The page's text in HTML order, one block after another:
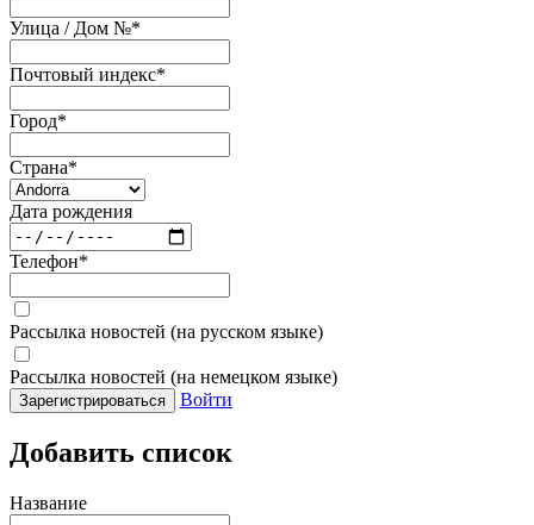
Улица / Дом №*
Почтовый индекс*
Город*
Страна*
Дата рождения
Телефон*
Рассылка новостей (на русском языке)
Рассылка новостей (на немецком языке)
Зарегистрироваться Войти
Добавить список
Название